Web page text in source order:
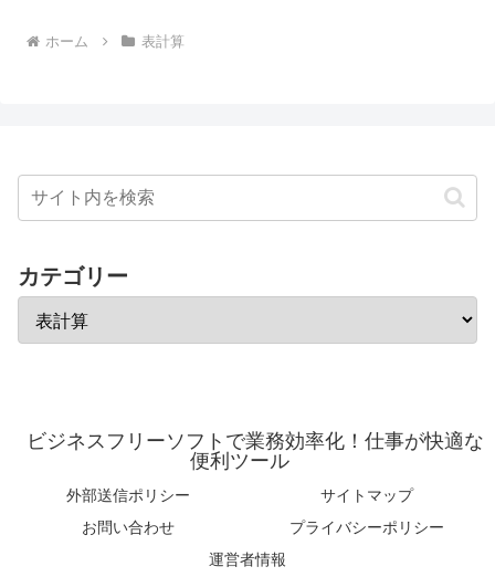
ホーム 表計算
カテゴリー
ビジネスフリーソフトで業務効率化！仕事が快適な
便利ツール
外部送信ポリシー
サイトマップ
お問い合わせ
プライバシーポリシー
運営者情報